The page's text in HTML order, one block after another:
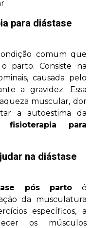
para diástase
comum que
parto. Consiste na
causada pelo
a gravidez. Essa
muscular, dor
a autoestima da
fisioterapia para
na diástase
pós parto é
da musculatura
específicos, a
os músculos